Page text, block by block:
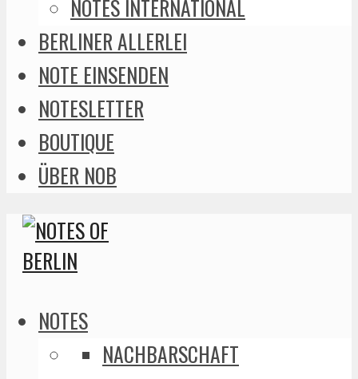
NOTES INTERNATIONAL
BERLINER ALLERLEI
NOTE EINSENDEN
NOTESLETTER
BOUTIQUE
ÜBER NOB
NOTES
NACHBARSCHAFT